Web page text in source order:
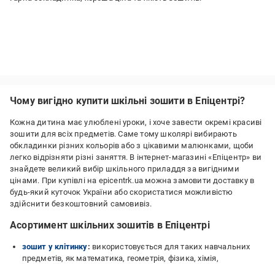
Чому вигідно купити шкільні зошити в Епіцентрі?
Кожна дитина має улюблені уроки, і хоче завести окремі красиві
зошити для всіх предметів. Саме тому школярі вибирають
обкладинки різних кольорів або з цікавими малюнками, щоби
легко відрізняти різні заняття. В інтернет-магазині «Епіцентр» ви
знайдете великий вибір шкільного приладдя за вигідними
цінами. При купівлі на epicentrk.ua можна замовити доставку в
будь-який куточок України або скористатися можливістю
здійснити безкоштовний самовивіз.
Асортимент шкільних зошитів в Епіцентрі
зошит у клітинку: використовується для таких навчальних
предметів, як математика, геометрія, фізика, хімія,